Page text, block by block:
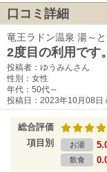
口コミ詳細
竜王ラドン温泉 湯～
2度目の利用で
投稿者：ゆうみんさん
性別：女性
年代：50代～
投稿日：2023年10月08日
総合評価
項目別 お湯
飲食